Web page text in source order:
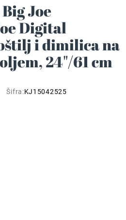
Joe
Digital
i dimilica na
24"/61 cm
Šifra:KJ15042525